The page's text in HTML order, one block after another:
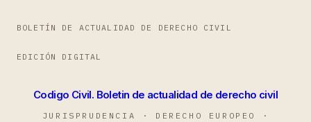
BOLETÍN DE ACTUALIDAD DE DERECHO CIVIL
EDICIÓN DIGITAL
Codigo Civil. Boletin de actualidad de derecho civil
JURISPRUDENCIA · DERECHO EUROPEO ·